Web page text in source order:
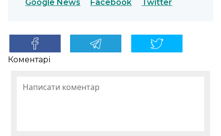
Google News Facebook Twitter
Коментарі